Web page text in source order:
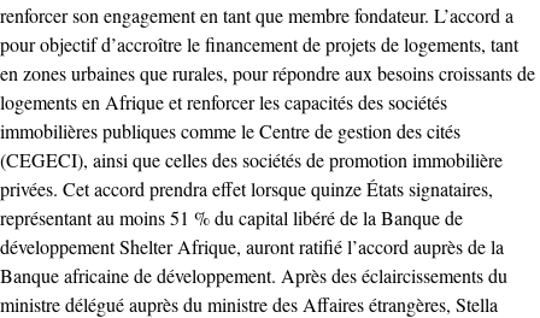
renforcer son engagement en tant que membre fondateur. L’accord a
pour objectif d’accroître le financement de projets de logements, tant
en zones urbaines que rurales, pour répondre aux besoins croissants de
logements en Afrique et renforcer les capacités des sociétés
immobilières publiques comme le Centre de gestion des cités
(CEGECI), ainsi que celles des sociétés de promotion immobilière
privées. Cet accord prendra effet lorsque quinze États signataires,
représentant au moins 51 % du capital libéré de la Banque de
développement Shelter Afrique, auront ratifié l’accord auprès de la
Banque africaine de développement. Après des éclaircissements du
ministre délégué auprès du ministre des Affaires étrangères, Stella